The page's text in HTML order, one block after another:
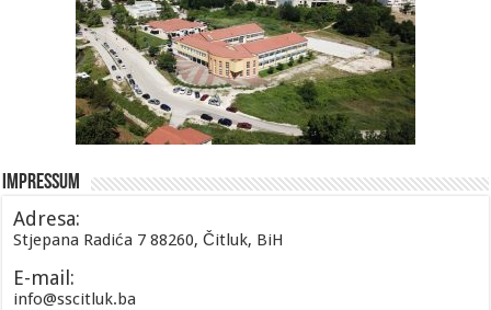
Impressum
Adresa:
Stjepana Radića 7 88260, Čitluk, BiH
E-mail:
info@sscitluk.ba